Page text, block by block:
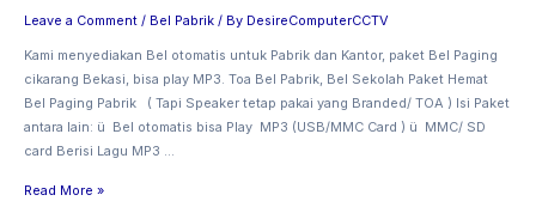
Leave a Comment / Bel Pabrik / By DesireComputerCCTV
Kami menyediakan Bel otomatis untuk Pabrik dan Kantor, paket Bel Paging
cikarang Bekasi, bisa play MP3. Toa Bel Pabrik, Bel Sekolah Paket Hemat
Bel Paging Pabrik ( Tapi Speaker tetap pakai yang Branded/ TOA ) Isi Paket
antara lain: ü Bel otomatis bisa Play MP3 (USB/MMC Card ) ü MMC/ SD
card Berisi Lagu MP3 …
dan
Read More »